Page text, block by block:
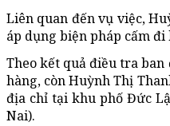
Liên quan đến vụ việc,
áp dụng biện pháp cấm
Theo kết quả điều tra ban
hàng, còn Huỳnh Thị
địa chỉ tại khu phố Đức
Nai).